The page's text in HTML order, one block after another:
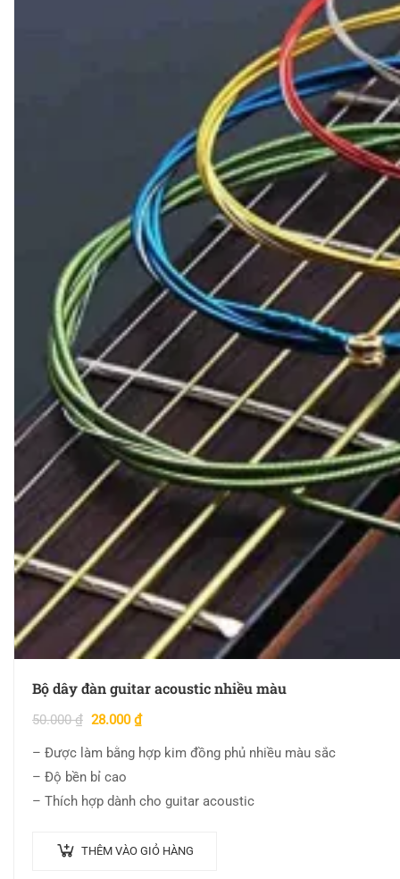
Bộ dây đàn guitar acoustic nhiều màu
50.000₫ 28.000₫
– Được làm bằng hợp kim đồng phủ nhiều màu sắc
– Độ bền bỉ cao
– Thích hợp dành cho guitar acoustic
THÊM VÀO GIỎ HÀNG